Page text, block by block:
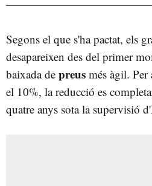
Segons el que s'ha pactat, els
desapareixen des del primer
baixada de preus més àgil. Per
el 10%, la reducció es
quatre anys sota la supervisió d'